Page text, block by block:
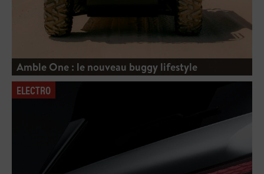
Amble One : le nouveau buggy lifestyle
ELECTRO